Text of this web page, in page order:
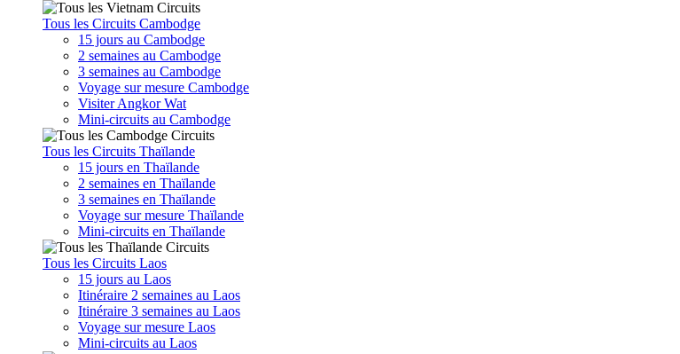
Tous les Circuits Cambodge
15 jours au Cambodge
2 semaines au Cambodge
3 semaines au Cambodge
Voyage sur mesure Cambodge
Visiter Angkor Wat
Mini-circuits au Cambodge
Tous les Circuits Thaïlande
15 jours en Thaïlande
2 semaines en Thaïlande
3 semaines en Thaïlande
Voyage sur mesure Thaïlande
Mini-circuits en Thaïlande
Tous les Circuits Laos
15 jours au Laos
Itinéraire 2 semaines au Laos
Itinéraire 3 semaines au Laos
Voyage sur mesure Laos
Mini-circuits au Laos